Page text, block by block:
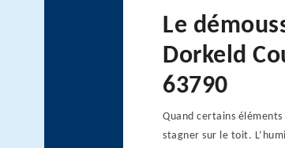
Le
Dorkeld
63790
Quand certains
stagner sur le toit.